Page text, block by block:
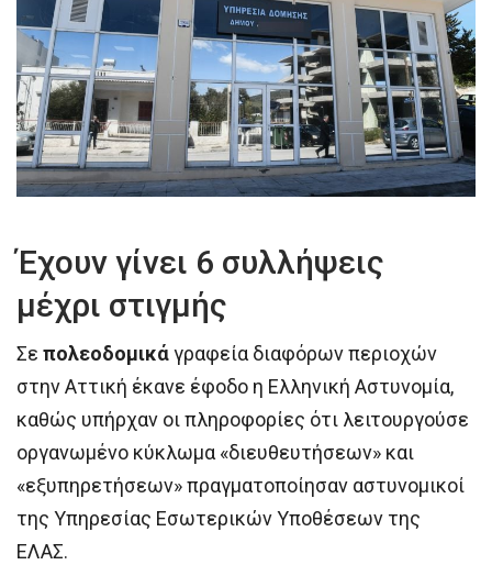
Έχουν γίνει 6 συλλήψεις
μέχρι στιγμής
Σε πολεοδομικάγραφεία διαφόρων περιοχών
στην Αττική έκανε έφοδο η Ελληνική Αστυνομία,
καθώς υπήρχαν οι πληροφορίες ότι λειτουργούσε
οργανωμένο κύκλωμα «διευθευτήσεων» και
«εξυπηρετήσεων» πραγματοποίησαν αστυνομικοί
της Υπηρεσίας Εσωτερικών Υποθέσεων της
ΕΛΑΣ.